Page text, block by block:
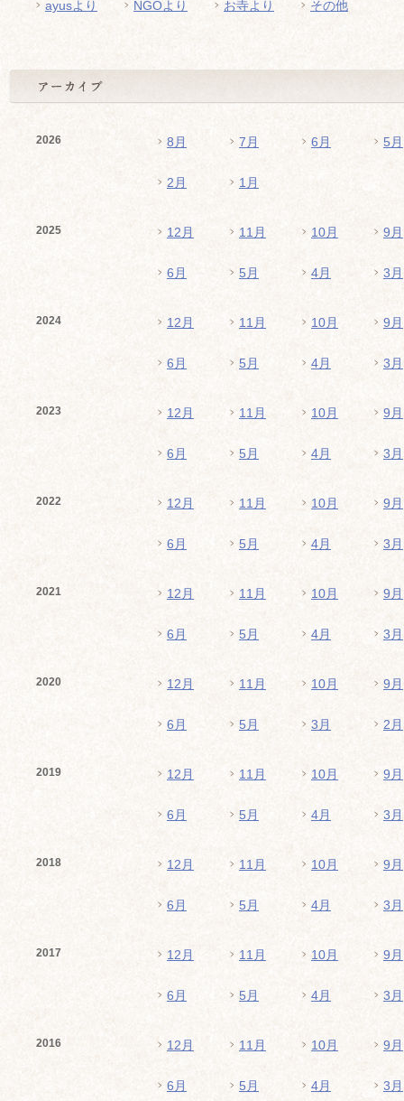
ayusより NGOより お寺より その他
2026 8月 7月 6月 5月
2月 1月
2025 12月 11月 10月 9月
6月 5月 4月 3月
2024 12月 11月 10月 9月
6月 5月 4月 3月
2023 12月 11月 10月 9月
6月 5月 4月 3月
2022 12月 11月 10月 9月
6月 5月 4月 3月
2021 12月 11月 10月 9月
6月 5月 4月 3月
2020 12月 11月 10月 9月
6月 5月 3月 2月
2019 12月 11月 10月 9月
6月 5月 4月 3月
2018 12月 11月 10月 9月
6月 5月 4月 3月
2017 12月 11月 10月 9月
6月 5月 4月 3月
2016 12月 11月 10月 9月
6月 5月 4月 3月